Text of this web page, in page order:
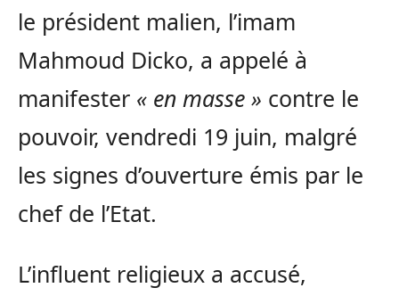
le président malien, l’imam
Mahmoud Dicko, a appelé à
manifester « en masse » contre le
pouvoir, vendredi 19 juin, malgré
les signes d’ouverture émis par le
chef de l’Etat.
L’influent religieux a accusé,